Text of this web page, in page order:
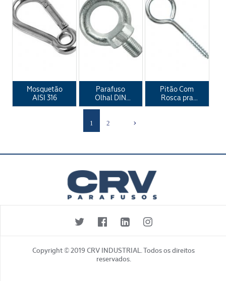
Mosquetão
AISI 316
Parafuso
Olhal DIN
580
Pitão Com
Rosca pra
Bucha e
1 2 ›
Copyright © 2019 CRV INDUSTRIAL. Todos os direitos
reservados.